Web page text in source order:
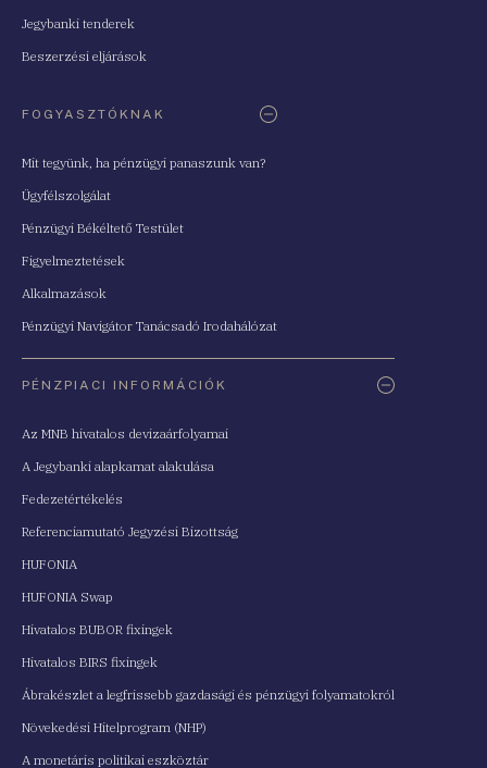
Jegybanki tenderek
Beszerzési eljárások
FOGYASZTÓKNAK
Mit tegyünk, ha pénzügyi panaszunk van?
Ügyfélszolgálat
Pénzügyi Békéltető Testület
Figyelmeztetések
Alkalmazások
Pénzügyi Navigátor Tanácsadó Irodahálózat
PÉNZPIACI INFORMÁCIÓK
Az MNB hivatalos devizaárfolyamai
A Jegybanki alapkamat alakulása
Fedezetértékelés
Referenciamutató Jegyzési Bizottság
HUFONIA
HUFONIA Swap
Hivatalos BUBOR fixingek
Hivatalos BIRS fixingek
Ábrakészlet a legfrissebb gazdasági és pénzügyi folyamatokról
Növekedési Hitelprogram (NHP)
A monetáris politikai eszköztár